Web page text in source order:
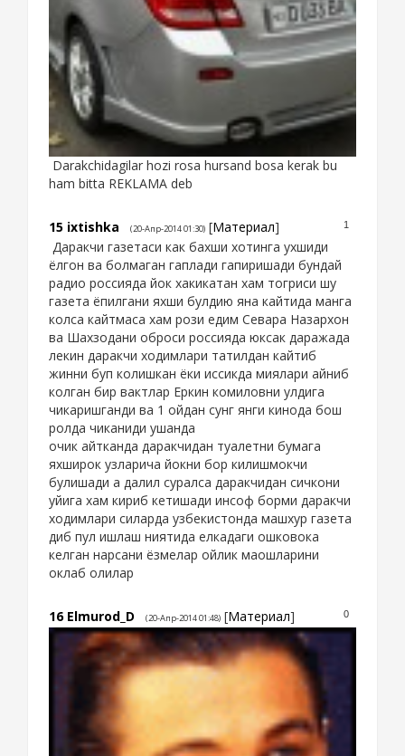
Darakchidagilar hozi rosa hursand bosa kerak bu
ham bitta REKLAMA deb
1
15 ixtishka (20-Апр-2014 01:30) [Материал]
Даракчи газетаси как бахши хотинга ухшиди
ёлгон ва болмаган гаплади гапиришади бундай
радио россияда йок хакикатан хам тогриси шу
газета ёпилгани яхши булдию яна кайтида манга
колса кайтмаса хам рози едим Севара Назархон
ва Шахзодани оброси россияда юксак даражада
лекин даракчи ходимлари татилдан кайтиб
жинни буп колишкан ёки иссикда миялари айниб
колган бир вактлар Еркин комиловни улдига
чикаришганди ва 1 ойдан сунг янги кинода бош
ролда чиканиди ушанда
очик айтканда даракчидан туалетни бумага
яхширок узларича йокни бор килишмокчи
булишади а далил суралса даракчидан сичкони
уйига хам кириб кетишади инсоф борми даракчи
ходимлари силарда узбекистонда машхур газета
диб пул ишлаш ниятида елкадаги ошковока
келган нарсани ёзмелар ойлик маошларини
оклаб олилар
0
16 Elmurod_D (20-Апр-2014 01:48) [Материал]